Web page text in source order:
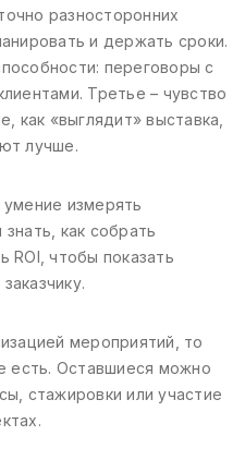
разносторонних
и держать сроки.
переговоры с
Третье – чувство
как «выглядит» выставка,
лучше.
измерять
как собрать
ROI, чтобы показать
мероприятий, то
есть. Оставшиеся можно
стажировки или участие